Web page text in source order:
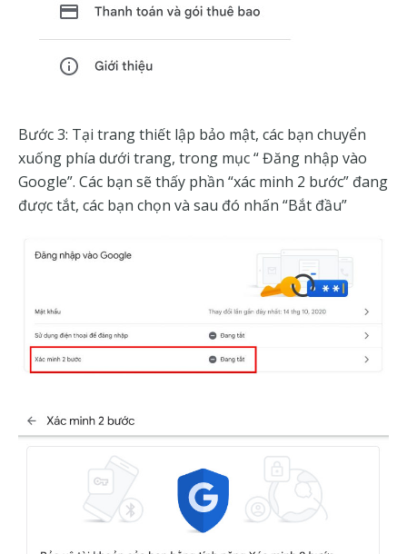
Bước 3: Tại trang thiết lập bảo mật, các bạn chuyển
xuống phía dưới trang, trong mục “ Đăng nhập vào
Google”. Các bạn sẽ thấy phần “xác minh 2 bước” đang
được tắt, các bạn chọn và sau đó nhấn “Bắt đầu”